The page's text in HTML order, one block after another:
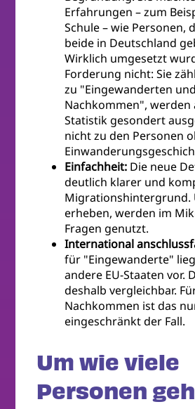
Erfahrungen – zum
Schule – wie Personen,
beide in Deutschland
Wirklich umgesetzt
Forderung nicht: Sie
zu "Eingewanderten und
Nachkommen", werden
Statistik gesondert
nicht zu den Personen
Einfachheit: Die neue
deutlich klarer und
Migrationshintergrund.
erheben, werden im
Fragen genutzt.
International
für "Eingewanderte"
andere EU-Staaten vor.
deshalb vergleichbar.
Nachkommen ist das
eingeschränkt der Fall.
Um wie viele
Personen